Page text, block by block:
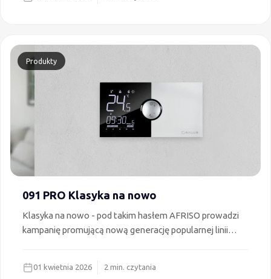
Produkty
091 PRO Klasyka na nowo
Klasyka na nowo - pod takim hasłem AFRISO prowadzi
kampanię promującą nową generację popularnej linii
cechy funkcjonalne najpopularniejszego na polskim rynku
01 kwietnia 2026 2 min. czytania